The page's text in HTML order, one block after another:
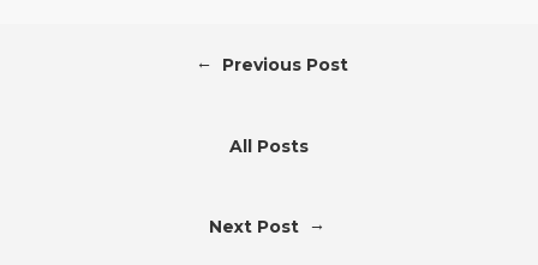
← Previous Post
All Posts
Next Post →